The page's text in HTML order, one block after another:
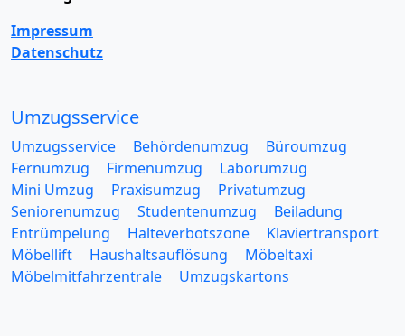
Impressum
Datenschutz
Umzugsservice
Umzugsservice Behördenumzug
Büroumzug
Fernumzug
Firmenumzug
Laborumzug
Mini Umzug
Praxisumzug
Privatumzug
Seniorenumzug
Studentenumzug
Beiladung
Entrümpelung
Halteverbotszone
Klaviertransport
Möbellift
Haushaltsauflösung
Möbeltaxi
Möbelmitfahrzentrale
Umzugskartons